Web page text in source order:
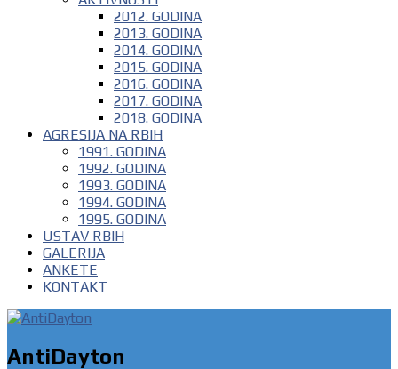
2012. GODINA
2013. GODINA
2014. GODINA
2015. GODINA
2016. GODINA
2017. GODINA
2018. GODINA
AGRESIJA NA RBIH
1991. GODINA
1992. GODINA
1993. GODINA
1994. GODINA
1995. GODINA
USTAV RBIH
GALERIJA
ANKETE
KONTAKT
AntiDayton